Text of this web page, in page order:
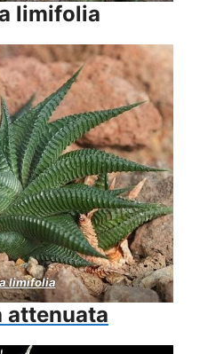
limifolia
limifolia
attenuata